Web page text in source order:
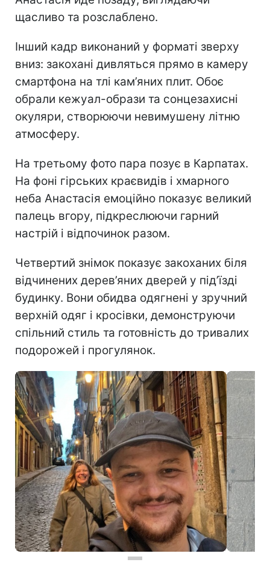
щасливо та розслаблено.
Інший кадр виконаний у форматі зверху
вниз: закохані дивляться прямо в камеру
смартфона на тлі кам’яних плит. Обоє
обрали кежуал-образи та сонцезахисні
окуляри, створюючи невимушену літню
атмосферу.
На третьому фото пара позує в Карпатах.
На фоні гірських краєвидів і хмарного
неба Анастасія емоційно показує великий
палець вгору, підкреслюючи гарний
настрій і відпочинок разом.
Четвертий знімок показує закоханих біля
відчинених дерев’яних дверей у під’їзді
будинку. Вони обидва одягнені у зручний
верхній одяг і кросівки, демонструючи
спільний стиль та готовність до тривалих
подорожей і прогулянок.